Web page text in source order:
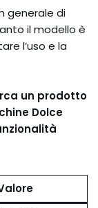
generale di
il modello è
l’uso e la
un prodotto
Dolce